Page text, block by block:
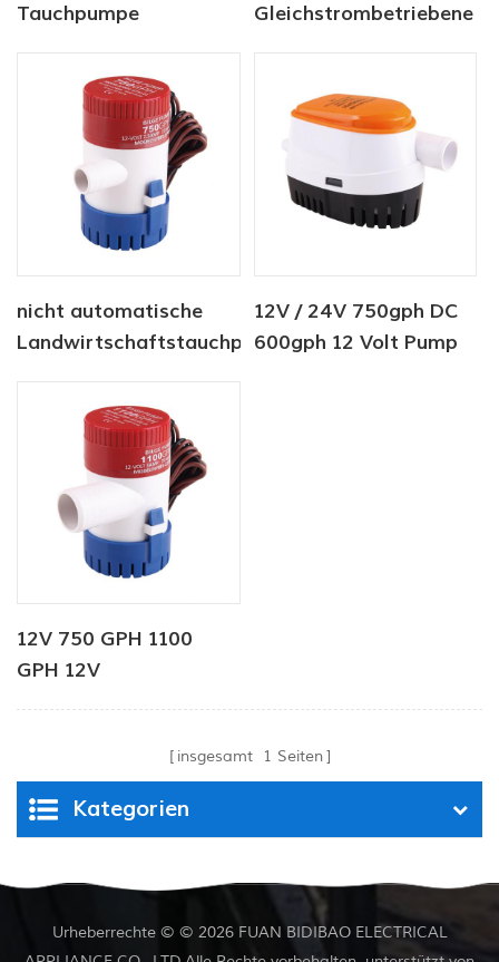
Tauchpumpe
Bilgenpumpe
Gleichstrombetriebene
nicht automatische
Landwirtschaftstauchpumpe
12V / 24V 750gph DC
600gph 12 Volt Pump
12V 750 GPH 1100
GPH 12V
insgesamt 1 Seiten
Kategorien
Urheberrechte © © 2026 FUAN BIDIBAO ELECTRICAL